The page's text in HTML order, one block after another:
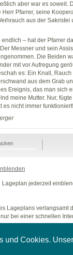
und Cookies.
aber war es soweit.
Herr Pfarrer, seine
aus der
endlich – hat der Pfarrer
Messner und sein
Die Beiden
mit vor Aufregung
es: Ein Knall,
aus dem Grab
Ereignis, das man sich
meine Mutter. Nur,
es nicht immer funktioniert!
Lageplan jederzeit
Lageplans verlangsamt
bei einer schnellen